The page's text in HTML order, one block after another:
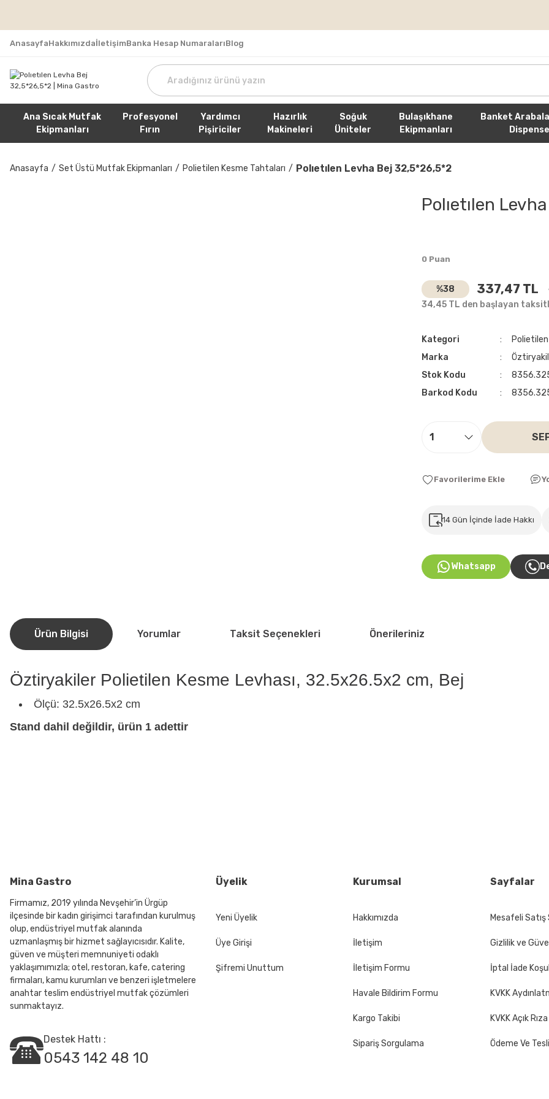
AnasayfaHakkımızdaİletişimBanka Hesap NumaralarıBlog
Ana Sıcak Mutfak
Ekipmanları
Profesyonel
Fırın
Yardımcı
Pişiriciler
Hazırlık
Makineleri
Soğuk
Üniteler
Bulaşıkhane
Ekipmanları
Banket
Anasayfa Set Üstü Mutfak Ekipmanları Polietilen Kesme Tahtaları Polıetılen Levha Bej 32,5*26,5*2
Polıetılen
0 Puan
%38 337,47 TL
34,45 TL den başlayan
Kategori
Marka
Stok Kodu
Barkod Kodu
14 Gün İçinde İade Hakkı
Whatsapp
Ürün Bilgisi Yorumlar Taksit Seçenekleri Önerileriniz
Öztiryakiler Polietilen Kesme Levhası, 32.5x26.5x2 cm, Bej
Ölçü: 32.5x26.5x2 cm
Stand dahil değildir, ürün 1 adettir
Bu ürüne benzer farklı alternatifler olmalı.
Mina Gastro
Firmamız, 2019 yılında Nevşehir’in Ürgüp
ilçesinde bir kadın girişimci tarafından kurulmuş
olup, endüstriyel mutfak alanında
uzmanlaşmış bir hizmet sağlayıcısıdır. Kalite,
güven ve müşteri memnuniyeti odaklı
yaklaşımımızla; otel, restoran, kafe, catering
firmaları, kamu kurumları ve benzeri işletmelere
anahtar teslim endüstriyel mutfak çözümleri
sunmaktayız.
Destek Hattı :
0543 142 48 10
Üyelik
Yeni Üyelik
Üye Girişi
Şifremi Unuttum
Kurumsal
Hakkımızda
İletişim
İletişim Formu
Havale Bildirim Formu
Kargo Takibi
Sipariş Sorgulama
Sayfalar
Mesafeli
Gizlilik ve
İptal İade
KVKK
KVKK Açık
Ödeme Ve